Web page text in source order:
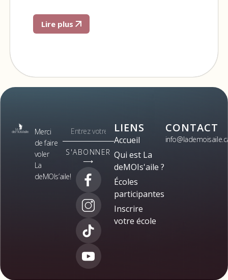
Lire plus
Merci
de faire
voler
La
deMOIs’aile!
S'ABONNER
⟶
LIENS
Accueil
Qui est La
deMOIs'aile ?
Écoles
participantes
Inscrire
votre école
CONTACT